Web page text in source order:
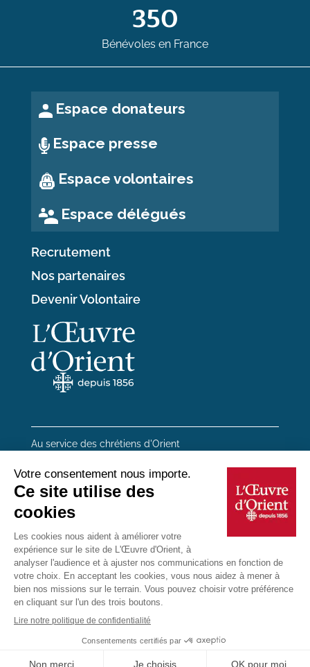
350
Bénévoles en France
Espace donateurs
Espace presse
Espace volontaires
Espace délégués
Recrutement
Nos partenaires
Devenir Volontaire
Au service des chrétiens d'Orient
20 rue du Regard 75006 Paris
Mentions Légales
Plan du site
Données personnelles